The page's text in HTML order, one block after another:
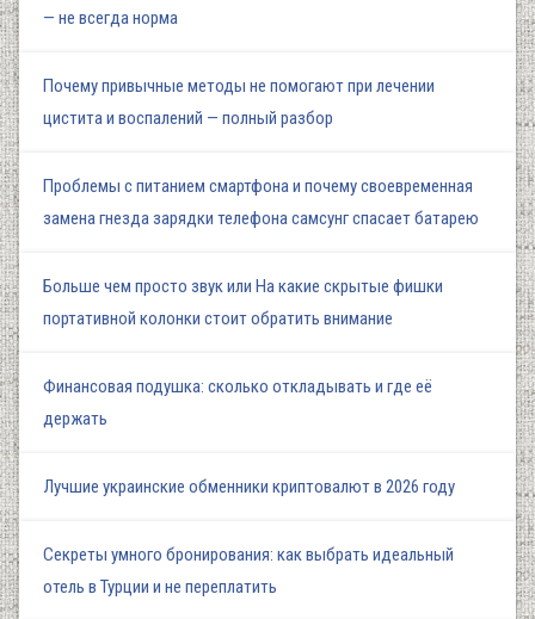
— не всегда норма
Почему привычные методы не помогают при лечении
цистита и воспалений — полный разбор
Проблемы с питанием смартфона и почему своевременная
замена гнезда зарядки телефона самсунг спасает батарею
Больше чем просто звук или На какие скрытые фишки
портативной колонки стоит обратить внимание
Финансовая подушка: сколько откладывать и где её
держать
Лучшие украинские обменники криптовалют в 2026 году
Секреты умного бронирования: как выбрать идеальный
отель в Турции и не переплатить